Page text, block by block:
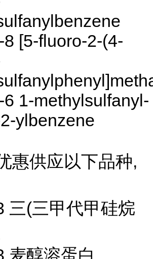
[5-fluoro-2-(4-
1-methylsulfanyl-
ylbenzene
惠供应以下品种,
三(三甲代甲硅烷
麦醇溶蛋白